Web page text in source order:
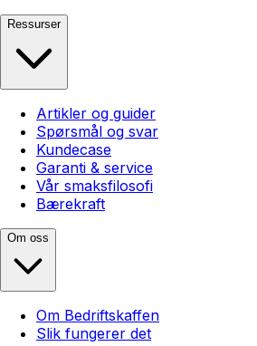
Ressurser
Artikler og guider
Spørsmål og svar
Kundecase
Garanti & service
Vår smaksfilosofi
Bærekraft
Om oss
Om Bedriftskaffen
Slik fungerer det